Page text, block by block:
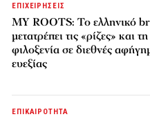
ΕΠΙΧΕΙΡΗΣΕΙΣ
MY ROOTS: Το ελληνικό
μετατρέπει τις «ρίζες» και τη
φιλοξενία σε διεθνές
ευεξίας
ΕΠΙΚΑΙΡΟΤΗΤΑ